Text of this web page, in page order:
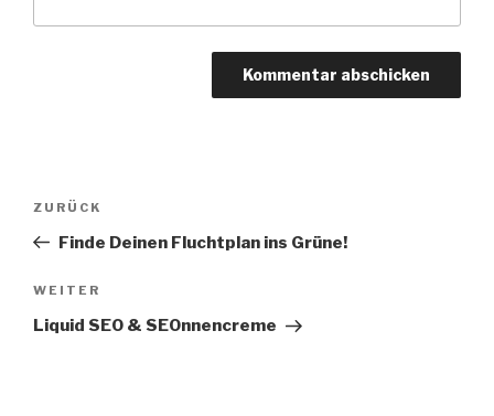
Beitrags-
Vorheriger
Beitrag
ZURÜCK
Finde Deinen Fluchtplan ins Grüne!
Nächster
Beitrag
WEITER
Liquid SEO & SEOnnencreme